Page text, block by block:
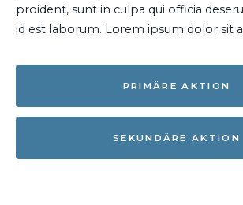
proident, sunt in culpa qui officia
id est laborum. Lorem ipsum dolor sit
PRIMÄRE AKTION
SEKUNDÄRE AKTION